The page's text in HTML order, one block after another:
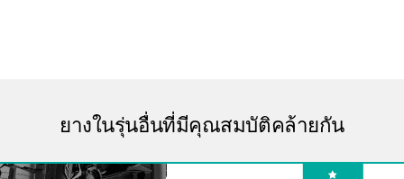
ยางในรุ่นอื่นที่มีคุณสมบัติคล้ายกัน